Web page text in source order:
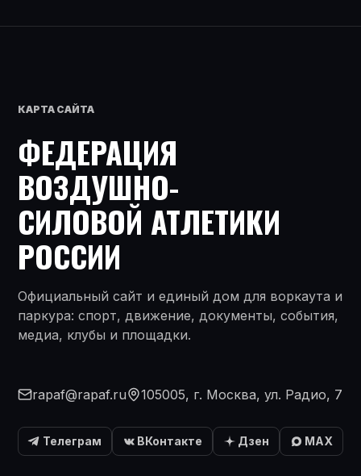
КАРТА САЙТА
ФЕДЕРАЦИЯ
ВОЗДУШНО-
СИЛОВОЙ АТЛЕТИКИ
РОССИИ
Официальный сайт и единый дом для воркаута и
паркура: спорт, движение, документы, события,
медиа, клубы и площадки.
rapaf@rapaf.ru 105005, г. Москва, ул. Радио, 7
Телеграм ВКонтакте Дзен MAX